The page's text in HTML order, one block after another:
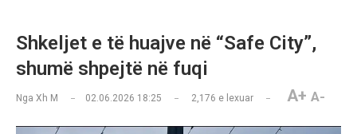
Shkeljet e të huajve në “Safe City”,
shumë shpejtë në fuqi
Nga Xh M 02.06.2026 18:25 2,176 e lexuar A+ A-